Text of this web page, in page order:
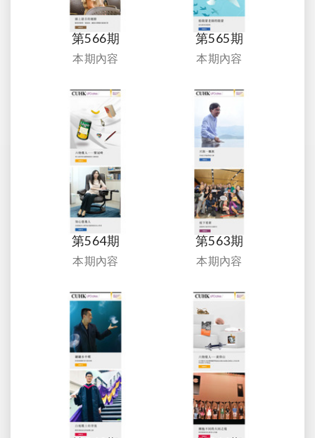
第566期
本期內容
第565期
本期內容
第564期
本期內容
第563期
本期內容